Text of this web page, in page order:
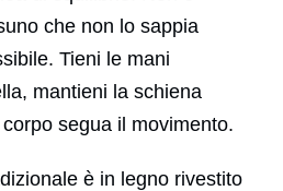
che non lo sappia
Tieni le mani
mantieni la schiena
segua il movimento.
è in legno rivestito